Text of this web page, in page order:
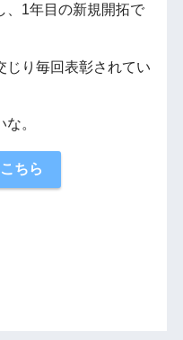
、1年目の新規開拓で
じり毎回表彰されてい
。
ちら